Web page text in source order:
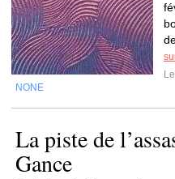
NONE
La piste de
Gance